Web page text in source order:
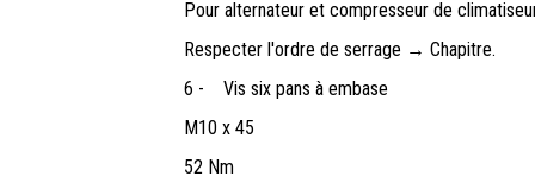
Pour alternateur et compresseur de
Respecter l'ordre de serrage → Chapitre.
6 -
Vis six pans à embase
M10 x 45
52 Nm